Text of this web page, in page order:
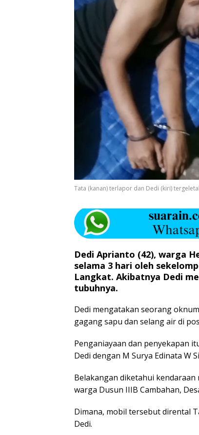
Tata (kanan) terlapor dan Dedi (kiri)
Dedi Aprianto (42), warga
selama 3 hari oleh
Langkat. Akibatnya Dedi
tubuhnya.
Dedi mengatakan seorang
gagang sapu dan selang air di
Penganiayaan dan penyekapan
Dedi dengan M Surya Edinata W
Belakangan diketahui
warga Dusun IIIB Cambahan,
Dimana, mobil tersebut dirental
Dedi.